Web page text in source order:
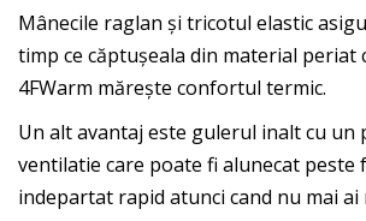
Mânecile raglan și tricotul elastic
timp ce căptușeala din material periat
4FWarm mărește confortul termic.
Un alt avantaj este gulerul inalt cu un
ventilatie care poate fi alunecat peste
indepartat rapid atunci cand nu mai ai